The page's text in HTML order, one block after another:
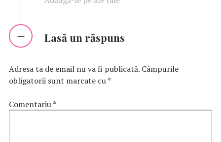
Lasă un răspuns
Adresa ta de email nu va fi publicată. Câmpurile
obligatorii sunt marcate cu*
Comentariu*